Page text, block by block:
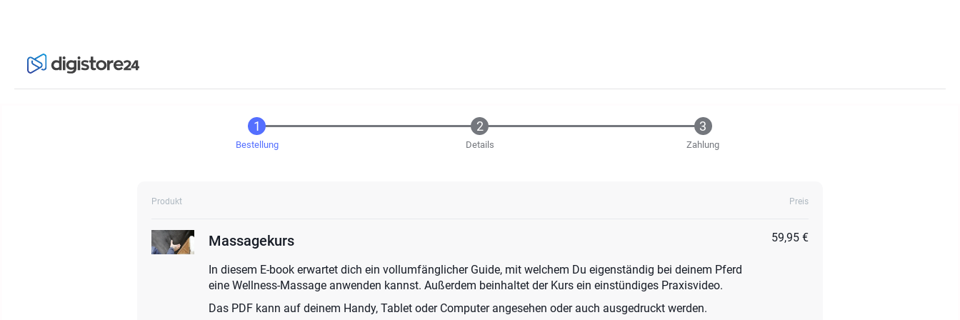
Bestellung Details Zahlung
Produkt Preis
Massagekurs
In diesem E-book erwartet dich ein vollumfänglicher Guide, mit welchem Du eigenständig bei deinem Pferd
eine Wellness-Massage anwenden kannst. Außerdem beinhaltet der Kurs ein einstündiges Praxisvideo.
Das PDF kann auf deinem Handy, Tablet oder Computer angesehen oder auch ausgedruckt werden.
59,95 €